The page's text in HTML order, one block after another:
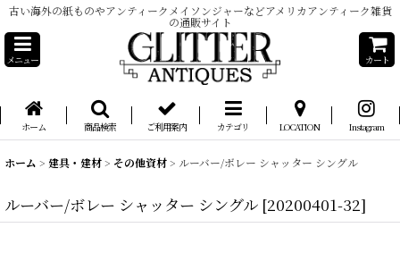
古い海外の紙ものやアンティークメイソンジャーなどアメリカアンティーク雑貨
の通販サイト
メニュー カート
ホーム 商品検索 ご利用案内 カテゴリ LOCATION Instagram
ホーム > 建具・建材> その他資材> ルーバー/ボレー シャッター シングル
ルーバー/ボレー シャッター シングル [20200401-32]